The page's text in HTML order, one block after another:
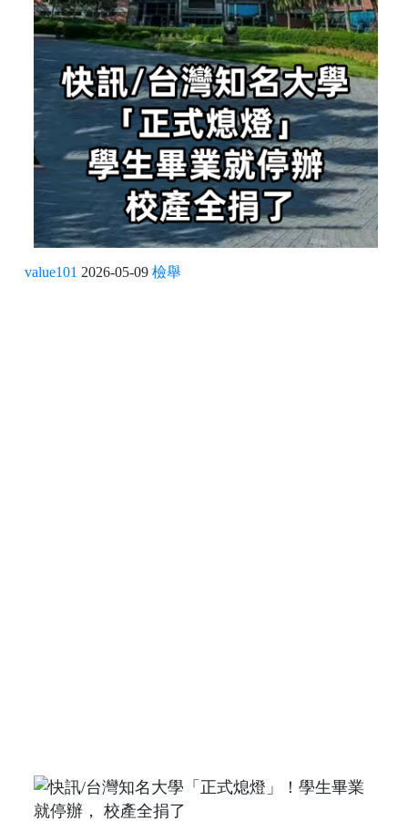
value101 2026-05-09 檢舉